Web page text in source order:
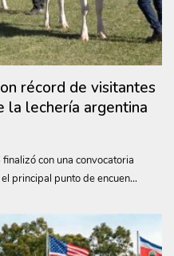
récord de visitantes
lechería argentina
con una convocatoria
principal punto de encuen...